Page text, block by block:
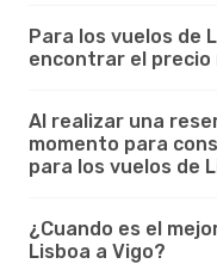
Para los vuelos de
encontrar el precio
Al realizar una
momento para
para los vuelos de
¿Cuando es el
Lisboa a Vigo?